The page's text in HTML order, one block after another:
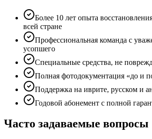
Более 10 лет опыта
всей стране
Профессиональная команда с
усопшего
Специальные средства, не
Полная фотодокументация «до и
Поддержка на иврите, русском и
Годовой абонемент с полной
Часто задаваемые вопросы